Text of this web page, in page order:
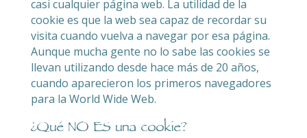
casi cualquier página web. La utilidad de la
cookie es que la web sea capaz de recordar su
visita cuando vuelva a navegar por esa página.
Aunque mucha gente no lo sabe las cookies se
llevan utilizando desde hace más de 20 años,
cuando aparecieron los primeros navegadores
para la World Wide Web.
¿Qué NO ES una cookie?